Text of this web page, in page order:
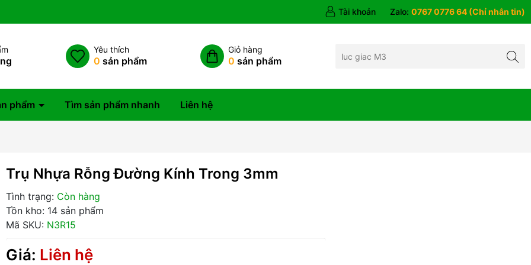
Tài khoản Zalo: 0767 0776 64 (Chỉ nhắn tin)
Yêu thích
0 sản phẩm
Giỏ hàng
0 sản phẩm
phẩm Tìm sản phẩm nhanh Liên hệ
Trụ Nhựa Rỗng Đường Kính Trong 3mm
Tình trạng: Còn hàng
Tồn kho: 14 sản phẩm
Mã SKU: N3R15
Giá: Liên hệ